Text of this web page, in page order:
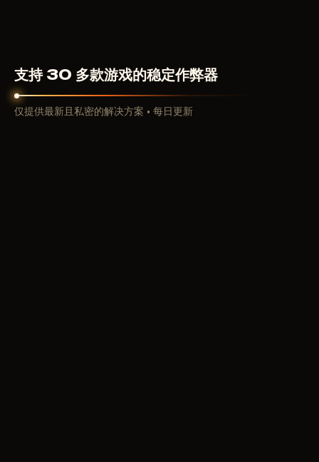
支持 30 多款游戏的稳定作弊器
仅提供最新且私密的解决方案 • 每日更新